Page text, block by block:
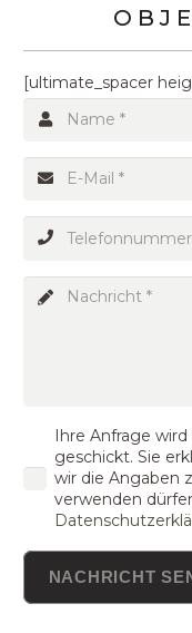
O B J
[ultimate_spacer
Ihre Anfrage
geschickt. Sie
wir die Angaben
verwenden
NACHRICHT